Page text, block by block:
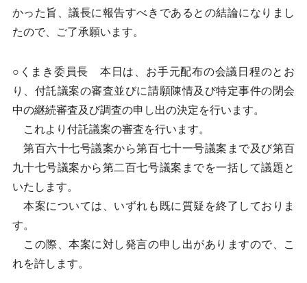
かった旨、議長に報告すべきであるとの結論になりまし
たので、ご了承願います。
○くまき委員長 本日は、お手元配布の会議日程のとお
り、付託議案の審査並びに請願陳情及び特定事件の閉会
中の継続審査及び調査の申し出の決定を行います。
これより付託議案の審査を行います。
第百六十七号議案から第百七十一号議案まで及び第百
九十七号議案から第二百七号議案までを一括して議題と
いたします。
本案については、いずれも既に質疑を終了しておりま
す。
この際、本案に対し発言の申し出がありますので、こ
れを許します。